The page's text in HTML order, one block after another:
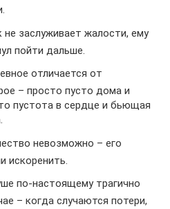
не заслуживает жалости, ему
пойти дальше.
отличается от
– просто пусто дома и
пустота в сердце и бьющая
невозможно – его
искоренить.
по-настоящему трагично
– когда случаются потери,